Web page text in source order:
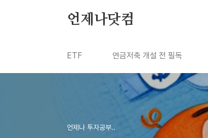
언제나닷컴
ETF 연금저축 개설 전 필독
언제나 투자공부..